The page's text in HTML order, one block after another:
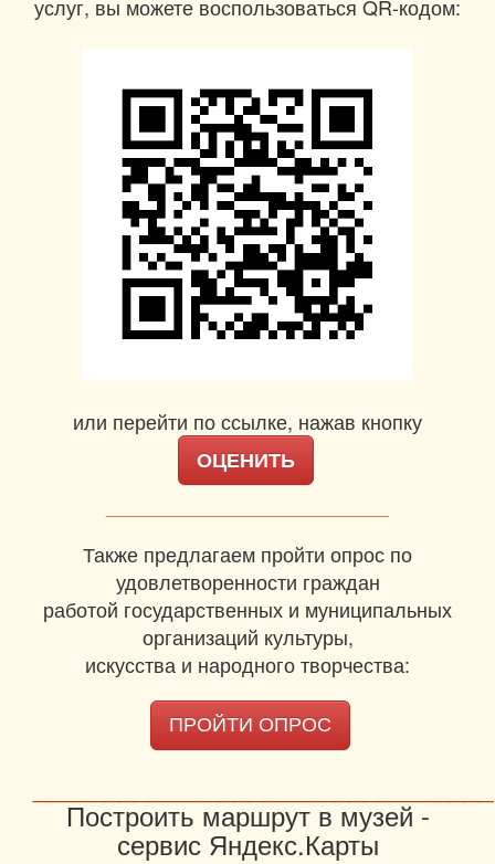
услуг, вы можете воспользоваться QR-кодом:
или перейти по ссылке, нажав кнопку
ОЦЕНИТЬ
Также предлагаем пройти опрос по
удовлетворенности граждан
работой государственных и муниципальных
организаций культуры,
искусства и народного творчества:
ПРОЙТИ ОПРОС
Построить маршрут в музей -
сервис Яндекс.Карты